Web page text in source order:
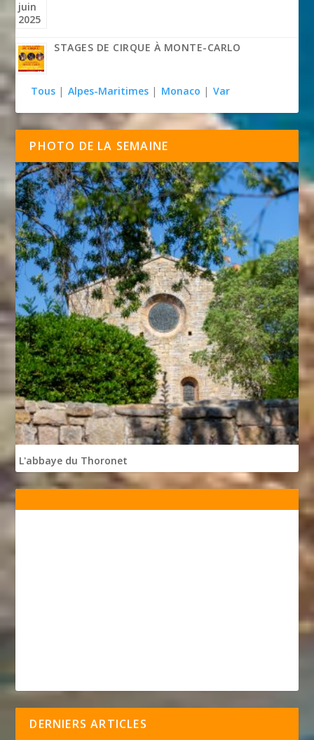
STAGES DE CIRQUE À MONTE-CARLO
Tous | Alpes-Maritimes | Monaco | Var
PHOTO DE LA SEMAINE
L'abbaye du Thoronet
DERNIERS ARTICLES